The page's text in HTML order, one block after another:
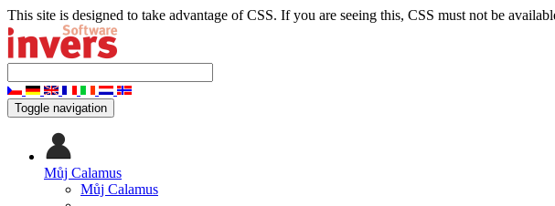
This site is designed to take advantage of CSS. If you are seeing this, CSS must not be
Toggle navigation
Můj Calamus
Můj Calamus